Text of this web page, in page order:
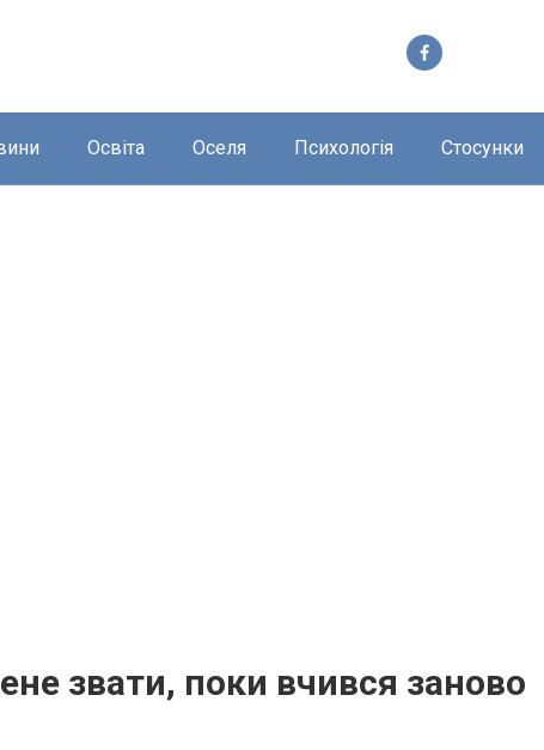
Освіта Оселя Психологія Стосунки
звати, поки вчився заново